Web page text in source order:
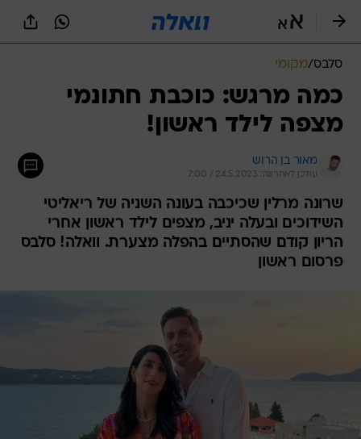
סלבס/מקומי
כמה מרגש: כוכבת חתונמי
מצפה לילד ראשון!
מאור בן הרוש
עודכן לאחרונה: 24.5.2023 / 7:00
שרונה מרלין שכיכבה בעונה השניה של ריאליטי
השידוכים ובעלה יניב, מצפים לילד ראשון אחרי
הריון קודם שהסתיים בהפלה מצערת. וואלה! סלבס
פרסום ראשון